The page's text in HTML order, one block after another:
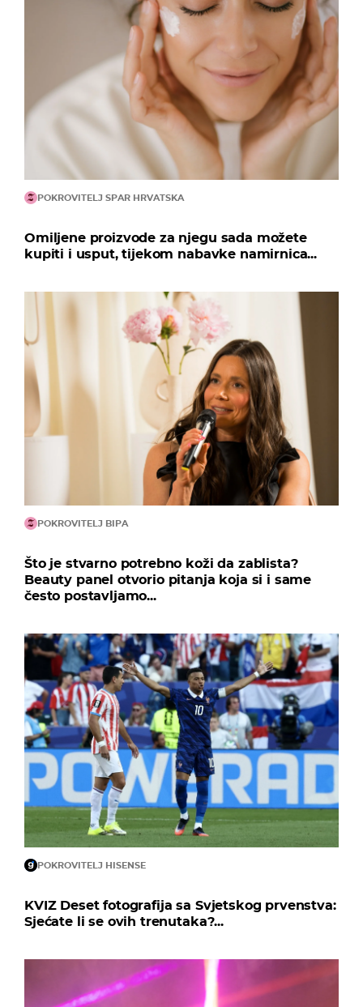
POKROVITELJ SPAR HRVATSKA
Omiljene proizvode za njegu sada možete
kupiti i usput, tijekom nabavke namirnica...
POKROVITELJ BIPA
Što je stvarno potrebno koži da zablista?
Beauty panel otvorio pitanja koja si i same
često postavljamo...
POKROVITELJ HISENSE
KVIZ Deset fotografija sa Svjetskog prvenstva:
Sjećate li se ovih trenutaka?...